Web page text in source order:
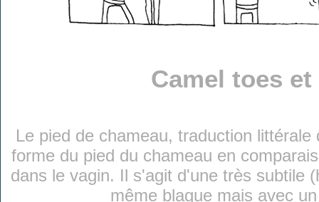
Camel toes et
Le pied de chameau, traduction
forme du pied du chameau en
dans le vagin. Il s'agit d'une très subtile
même blague mais avec